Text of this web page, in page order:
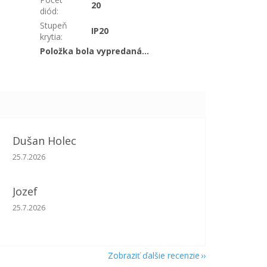
diód:
20
Stupeň
krytia:
IP20
Položka bola vypredaná…
Dušan Holec
Hodnotenie obchodu je 5 z 5 hviezdičiek.
25.7.2026
Jozef
Hodnotenie obchodu je 5 z 5 hviezdičiek.
25.7.2026
Zobraziť ďalšie recenzie